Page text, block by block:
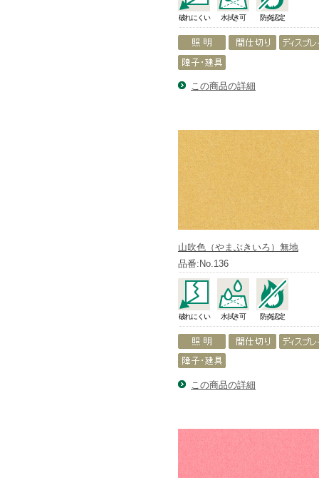
破れにくい 水拭き可 防炎認定
この商品の詳細
山吹色（やまぶきいろ）無地
品番:No.136
破れにくい 水拭き可 防炎認定
この商品の詳細